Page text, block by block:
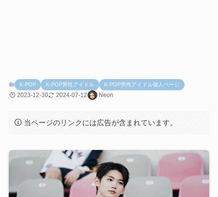
K-POP K-POP男性アイドル K-POP男性アイドル個人ページ
2023-12-30 2024-07-12 Neon
当ページのリンクには広告が含まれています。